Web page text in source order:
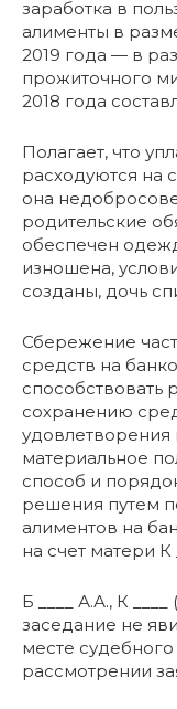
заработка в
алименты в
2019 года — в
прожиточного
2018 года
Полагает, что
расходуются на
она
родительские
обеспечен
изношена,
созданы, дочь
Сбережение
средств на
способствовать
сохранению
удовлетворения
материальное
способ и
решения путем
алиментов на
на счет матери К
Б ____ А.А., К
заседание не
месте
рассмотрении